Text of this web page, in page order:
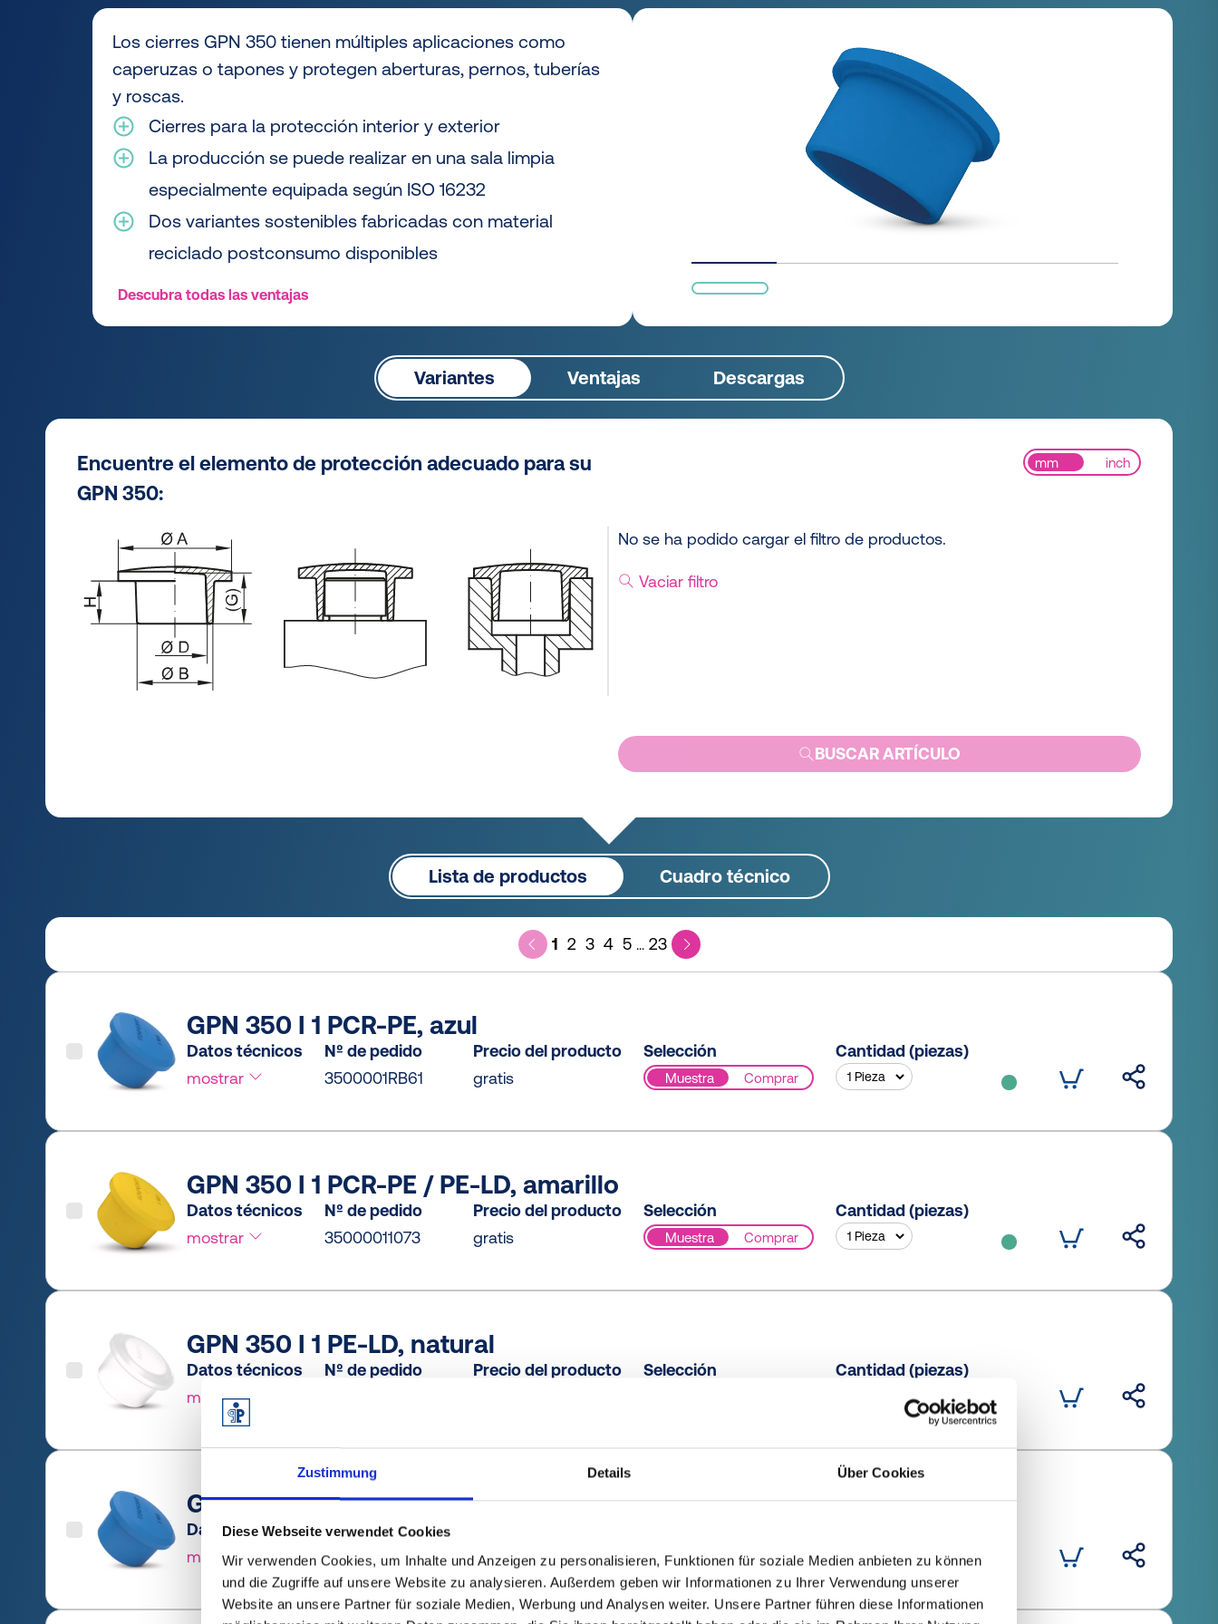
Zustimmung Details Über Cookies
Diese Webseite verwendet Cookies
Wir verwenden Cookies, um Inhalte und Anzeigen zu personalisieren, Funktionen für soziale Medien anbieten zu können
und die Zugriffe auf unsere Website zu analysieren. Außerdem geben wir Informationen zu Ihrer Verwendung unserer
Website an unsere Partner für soziale Medien, Werbung und Analysen weiter. Unsere Partner führen diese Informationen
Los cierres GPN 350 tienen múltiples aplicaciones como
caperuzas o tapones y protegen aberturas, pernos, tuberías
y roscas.
Cierres para la protección interior y exterior
La producción se puede realizar en una sala limpia
especialmente equipada según ISO 16232
Dos variantes sostenibles fabricadas con material
reciclado postconsumo disponibles
Descubra todas las ventajas
Variantes Ventajas Descargas
Encuentre el elemento de protección adecuado para su
GPN 350:
No se ha podido cargar el filtro de productos.
mm inch
Vaciar filtro
BUSCAR ARTÍCULO
Lista de productos Cuadro técnico
1 2 3 4 5 ... 23
GPN 350 I 1 PCR-PE, azul
Datos técnicos
mostrar
Nº de pedido
3500001RB61
Precio del producto
gratis
Selección
Muestra Comprar
Cantidad (piezas)
GPN 350 I 1 PCR-PE / PE-LD, amarillo
Datos técnicos
mostrar
Nº de pedido
35000011073
Precio del producto
gratis
Selección
Muestra Comprar
Cantidad (piezas)
GPN 350 I 1 PE-LD, natural
Datos técnicos
mostrar
Nº de pedido
Precio del producto
Selección Cantidad (piezas)
GPN 350 I 2 PCR-PE, azul
Datos técnicos
mostrar
Nº de pedido
3500002RB61
gratis
Muestra Comprar